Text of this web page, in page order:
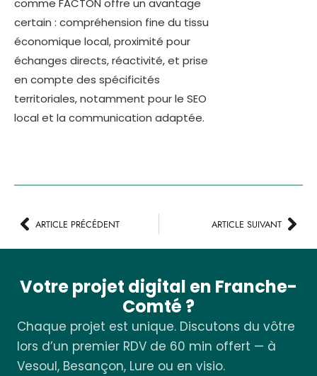
comme FACTON offre un avantage
certain : compréhension fine du tissu
économique local, proximité pour
échanges directs, réactivité, et prise
en compte des spécificités
territoriales, notamment pour le SEO
local et la communication adaptée.
ARTICLE PRÉCÉDENT ARTICLE SUIVANT
Votre projet digital en Franche-
Comté ?
Chaque projet est unique. Discutons du vôtre
lors d’un premier RDV de 60 min offert — à
Vesoul, Besançon, Lure ou en visio.